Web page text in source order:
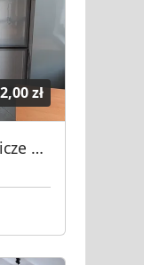
zł
Kwatery pracownicze Katowice Korfantego 57